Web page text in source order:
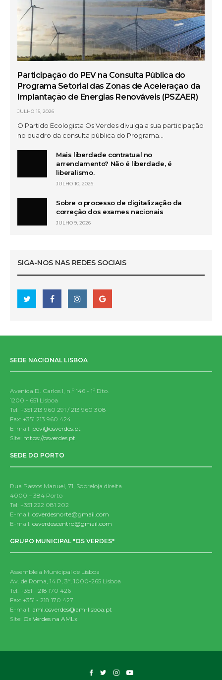
Participação do PEV na Consulta Pública do
Programa Setorial das Zonas de Aceleração da
Implantação de Energias Renováveis (PSZAER)
JULHO 15, 2026
O Partido Ecologista Os Verdes divulga a sua participação
no quadro da consulta pública do Programa…
Mais liberdade contratual no
arrendamento? Não é liberdade, é
liberalismo.
JULHO 10, 2026
Sobre o processo de digitalização da
correção dos exames nacionais
JULHO 9, 2026
SIGA-NOS NAS REDES SOCIAIS
SEDE NACIONAL LISBOA
Avenida D. Carlos I, n.º 146 - 1º Dto.
1200 - 651 Lisboa
Tel: +351 213 960 291 / 213 960 308
Fax: +351 213 960 424
E-mail: pev@osverdes.pt
Site: https://osverdes.pt
SEDE DO PORTO
Rua Passos Manuel, 71, Sobreloja direita
4000 – 384 Porto
Tel: +351 222 081 202
E-mail:osverdesnorte@gmail.com
E-mail:osverdescentro@gmail.com
GRUPO MUNICIPAL "OS VERDES"
Assembleia Municipal de Lisboa
Av. de Roma, 14 P, 3º, 1000-265 Lisboa
Tel: +351 - 218 170 426
Fax: +351 - 218 170 427
E-mail: aml.osverdes@am-lisboa.pt
Site: Os Verdes na AMLx